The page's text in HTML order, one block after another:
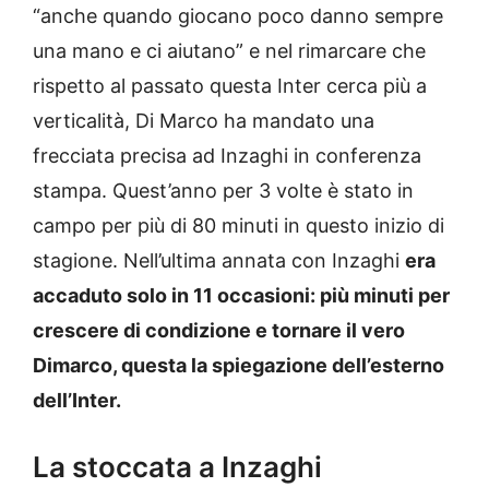
“anche quando giocano poco danno sempre
una mano e ci aiutano” e nel rimarcare che
rispetto al passato questa Inter cerca più a
verticalità, Di Marco ha mandato una
frecciata precisa ad Inzaghi in conferenza
stampa. Quest’anno per 3 volte è stato in
campo per più di 80 minuti in questo inizio di
stagione. Nell’ultima annata con Inzaghi era
accaduto solo in 11 occasioni: più minuti per
crescere di condizione e tornare il vero
Dimarco, questa la spiegazione dell’esterno
dell’Inter.
La stoccata a Inzaghi